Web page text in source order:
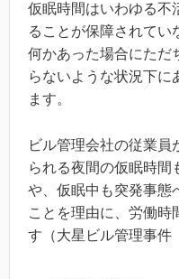
仮眠時間はいわゆる不
ることが保障されてい
何かあった場合にただ
らないような状況下に
ます。
ビル管理会社の従業員
られる夜間の仮眠時間
や、仮眠中も突発事態
ことを理由に、労働時
す（大星ビル管理事件